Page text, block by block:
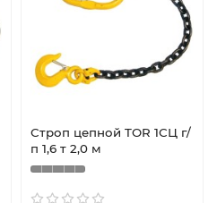
Строп цепной TOR 1СЦ г/
п 1,6 т 2,0 м